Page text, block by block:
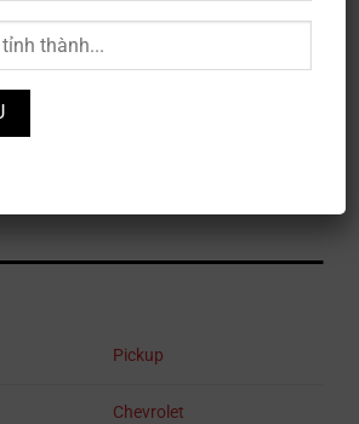
EV
Pickup
Chevrolet